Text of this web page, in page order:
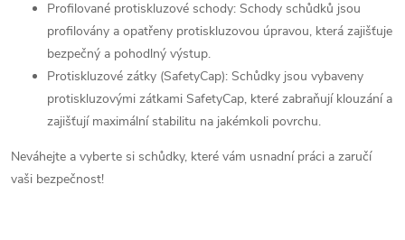
Profilované protiskluzové schody: Schody schůdků jsou
profilovány a opatřeny protiskluzovou úpravou, která zajišťuje
bezpečný a pohodlný výstup.
Protiskluzové zátky (SafetyCap): Schůdky jsou vybaveny
protiskluzovými zátkami SafetyCap, které zabraňují klouzání a
zajišťují maximální stabilitu na jakémkoli povrchu.
Neváhejte a vyberte si schůdky, které vám usnadní práci a zaručí
vaši bezpečnost!